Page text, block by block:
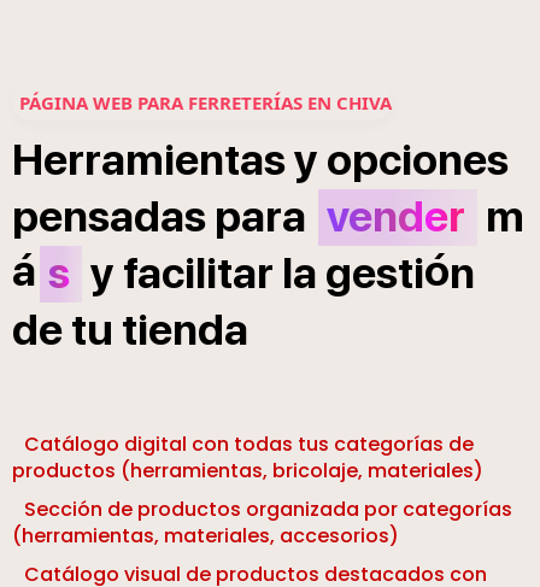
PÁGINA WEB PARA FERRETERÍAS EN CHIVA
Herramientasy opciones
pensadas para vender m
á s y facilitar la gestión
detu tienda
Catálogo digital con todas tus categorías de
productos (herramientas, bricolaje, materiales)
Sección de productos organizada por categorías
(herramientas, materiales, accesorios)
Catálogo visual de productos destacados con